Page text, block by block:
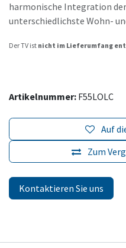
harmonische Integration der
unterschiedlichste Wohn-
Der TV ist nicht im Lieferumfang
Artikelnummer: F55LOLC
Zum
Auf
Kontaktieren Sie uns